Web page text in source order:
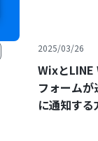
2025/03/26
WixとLINE
フォーム
に通知する